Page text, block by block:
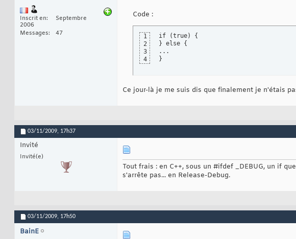
Inscrit en
Septembre
2006
Messages
47
Code :
1
2
3
4
if (true) {
} else {
...
}
Ce jour-là je me suis dis que finalement je n'étais
03/11/2009, 17h37
Invité
Invité(e)
Tout frais : en C++, sous un #ifdef _DEBUG, un if
s'arrête pas... en Release-Debug.
03/11/2009, 17h50
BainE